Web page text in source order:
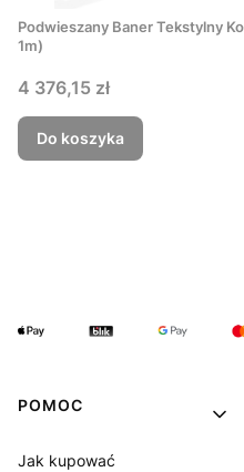
Podwieszany Baner Tekstylny
1m)
Cena
4 376,15 zł
Do koszyka
POMOC
Jak kupować